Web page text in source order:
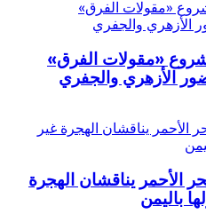
«مقولات الفرق»
الأزهري والجفري
الأحمر يناقشان الهجرة
باليمن